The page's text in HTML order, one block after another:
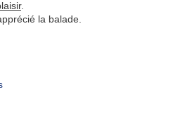
.
la balade.